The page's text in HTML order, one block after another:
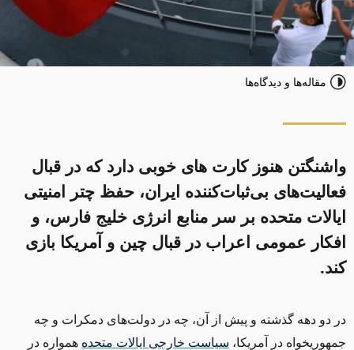
مقاله‌ها و دیدگاه‌ها
واشنگتن هنوز کارت های خوبی دارد که در قبال
فعالیت‌های بی‌ثبات‌کننده ایران، حفظ چتر امنیتی
ایالات متحده بر سر منابع انرژی خلیج فارس، و
افکار عمومی اعراب در قبال چین و آمریکا بازی
کند.
در دو دهه گذشته و پیش از آن، چه در دولتهای دمکرات و چه
جمهوریخواه در آمریکا، سیاست خارجی ایالات متحده همواره در